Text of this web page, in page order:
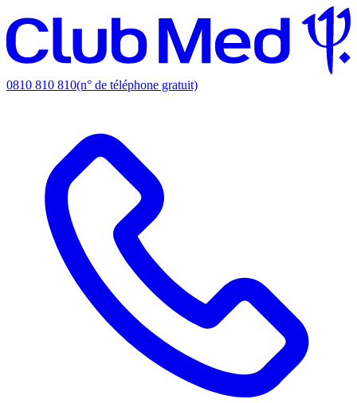
0810 810 810(n° de téléphone gratuit)